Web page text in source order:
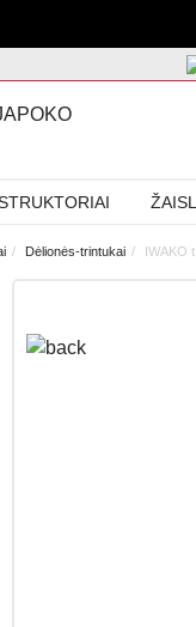
Dėlionės-trintukai IWAKO